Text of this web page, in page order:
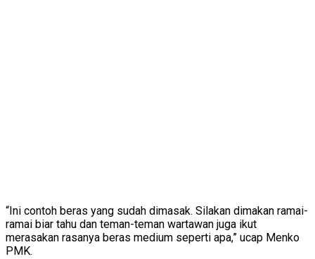
“Ini contoh beras yang sudah dimasak. Silakan dimakan ramai-
ramai biar tahu dan teman-teman wartawan juga ikut
merasakan rasanya beras medium seperti apa,” ucap Menko
PMK.